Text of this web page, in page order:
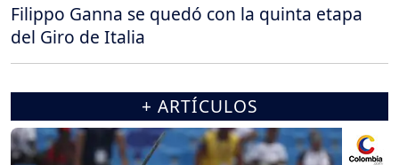
Filippo Ganna se quedó con la quinta etapa
del Giro de Italia
+ ARTÍCULOS